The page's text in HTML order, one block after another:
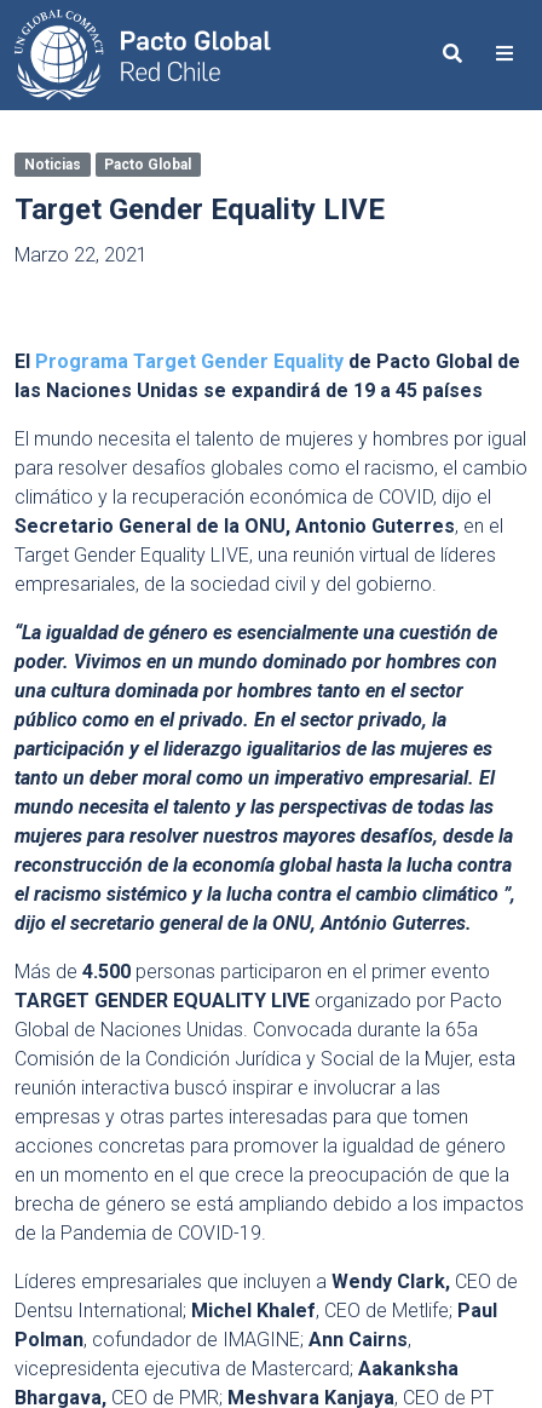
Search
Noticias Pacto Global
Target Gender Equality LIVE
Marzo 22, 2021
El Programa Target Gender Equality de Pacto Global de
las Naciones Unidas se expandirá de 19 a 45 países
El mundo necesita el talento de mujeres y hombres por igual
para resolver desafíos globales como el racismo, el cambio
climático y la recuperación económica de COVID, dijo el
Secretario General de la ONU, Antonio Guterres, en el
Target Gender Equality LIVE, una reunión virtual de líderes
empresariales, de la sociedad civil y del gobierno.
“La igualdad de género es esencialmente una cuestión de
poder. Vivimos en un mundo dominado por hombres con
una cultura dominada por hombres tanto en el sector
público como en el privado. En el sector privado, la
participación y el liderazgo igualitarios de las mujeres es
tanto un deber moral como un imperativo empresarial. El
mundo necesita el talento y las perspectivas de todas las
mujeres para resolver nuestros mayores desafíos, desde la
reconstrucción de la economía global hasta la lucha contra
el racismo sistémico y la lucha contra el cambio climático ”,
dijo el secretario general de la ONU, António Guterres.
Más de 4.500 personas participaron en el primer evento
TARGET GENDER EQUALITY LIVE organizado por Pacto
Global de Naciones Unidas. Convocada durante la 65a
Comisión de la Condición Jurídica y Social de la Mujer, esta
reunión interactiva buscó inspirar e involucrar a las
empresas y otras partes interesadas para que tomen
acciones concretas para promover la igualdad de género
en un momento en el que crece la preocupación de que la
brecha de género se está ampliando debido a los impactos
de la Pandemia de COVID-19.
Líderes empresariales que incluyen a Wendy Clark, CEO de
Dentsu International; Michel Khalef, CEO de Metlife; Paul
Polman, cofundador de IMAGINE; Ann Cairns,
vicepresidenta ejecutiva de Mastercard; Aakanksha
Bhargava, CEO de PMR; Meshvara Kanjaya, CEO de PT